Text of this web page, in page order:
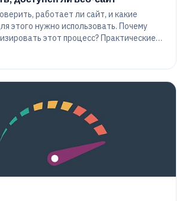
работает ли сайт, и какие
этого нужно использовать. Почему
этот процесс? Практические
инструментария.